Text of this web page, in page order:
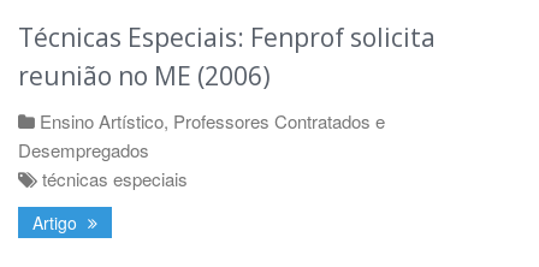
Técnicas Especiais: Fenprof solicita
reunião no ME (2006)
Ensino Artístico, Professores Contratados e
Desempregados
técnicas especiais
Artigo